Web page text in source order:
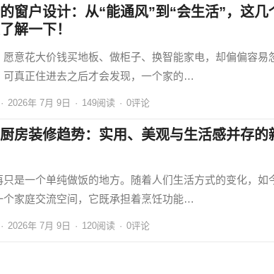
窗户设计：从“能通风”到“会生活”，这几
解一下！
意花大价钱买地板、做柜子、换智能家电，却偏偏容易
可真正住进去之后才会发现，一个家的…
· 2026年 7月 9日 · 149阅读 · 0评论
房装修趋势：实用、美观与生活感并存的
只是一个单纯做饭的地方。随着人们生活方式的变化，如
个家庭交流空间，它既承担着烹饪功能…
· 2026年 7月 9日 · 120阅读 · 0评论